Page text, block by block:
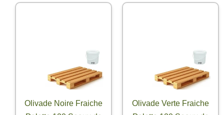
Olivade Noire Fraiche
Olivade Verte Fraiche